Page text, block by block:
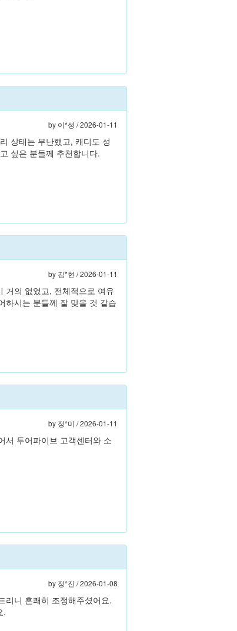
by 이*성 / 2026-01-11
상태는 무난했고, 캐디도 성
싶은 분들께 추천합니다.
by 김*현 / 2026-01-11
거의 없었고, 전체적으로 여유
하시는 분들께 잘 맞을 것 같습
by 정*미 / 2026-01-11
서 투어파이브 고객센터와 소
by 정*진 / 2026-01-08
리니 흔쾌히 조정해주셨어요.
.